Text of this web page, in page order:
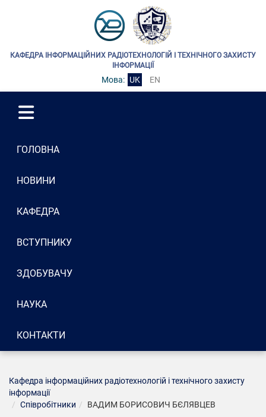
КАФЕДРА ІНФОРМАЦІЙНИХ РАДІОТЕХНОЛОГІЙ І ТЕХНІЧНОГО ЗАХИСТУ
ІНФОРМАЦІЇ
Мова: UK EN
ГОЛОВНА
НОВИНИ
КАФЕДРА
ВСТУПНИКУ
ЗДОБУВАЧУ
НАУКА
КОНТАКТИ
Кафедра інформаційних радіотехнологій і технічного захисту
інформації
Співробітники
ВАДИМ БОРИСОВИЧ БЄЛЯВЦЕВ